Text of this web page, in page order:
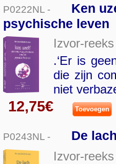
P0222NL -
Ken
psychische leven
Izvor-reeks
.‘Er is
die zijn
niet
12,75€ Toevoegen
P0243NL - De
Izvor-reeks